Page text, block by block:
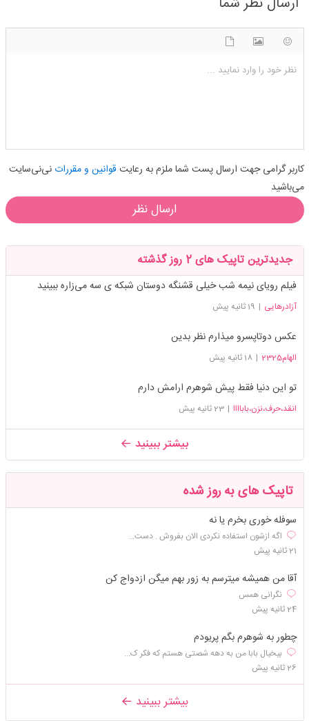
نظر خود را وارد نمایید ...
کاربر گرامی جهت ارسال پست شما ملزم به رعایت قوانین و مقرراتنی‌نی‌سایت
می‌باشید
ارسال نظر
جدیدترین تاپیک های 2 روز گذشته
فیلم رویای نیمه شب خیلی قشنگه دوستان شبکه ی سه می‌زاره ببینید
آزادرهایی | 19 ثانیه پیش
عکس دوتاپسرو میذارم نظر بدین
الهام2325 | 18 ثانیه پیش
تو این دنیا فقط پیش شوهرم ارامش دارم
انقد،حرف،نزن،باباااا | 23 ثانیه پیش
بیشتر ببینید
تاپیک های به روز شده
سوفله خوری بخرم یا نه
اگه ازشون استفاده نکردی الان بفروش . دست...
21 ثانیه پیش
آقا من همیشه میترسم به زور بهم میگن ازدواج کن
نگرانی همس
24 ثانیه پیش
چطور به شوهرم بگم پریودم
بیخیال بابا من به دهه شصتی هستم که فکر ک...
26 ثانیه پیش
بیشتر ببینید